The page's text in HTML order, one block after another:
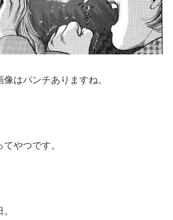
はパンチありますね。
やつです。